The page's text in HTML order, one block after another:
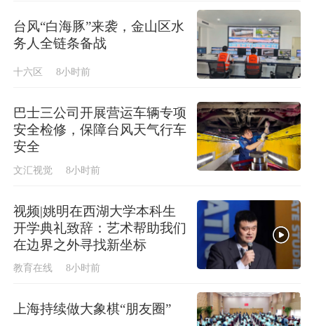
台风“白海豚”来袭，金山区水
务人全链条备战
十六区 8小时前
巴士三公司开展营运车辆专项
安全检修，保障台风天气行车
安全
文汇视觉 8小时前
视频|姚明在西湖大学本科生
开学典礼致辞：艺术帮助我们
在边界之外寻找新坐标
教育在线 8小时前
上海持续做大象棋“朋友圈”